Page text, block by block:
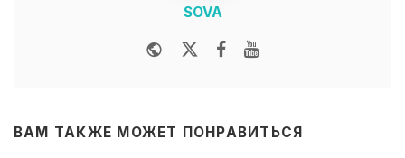
SOVA
WebsiteTwitterFacebook
ВАМ ТАКЖЕ МОЖЕТ ПОНРАВИТЬСЯ